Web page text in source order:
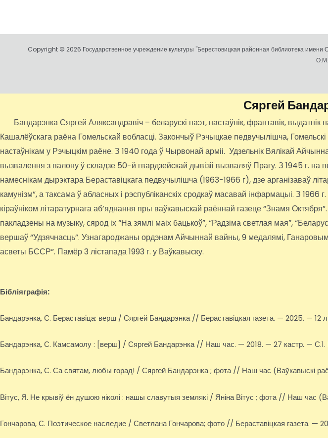
Copyright © 2026 Государственное учреждение культуры "Берестовицкая районная библиотека
Сяргей
Бандарэнка Сяргей Аляксандравіч – беларускі паэт, настаўнік, франтавік,
Кашалёўскага раёна Гомельскай вобласці. Закончыў Рэчыцкае педвучылішча,
настаўнікам у Рэчыцкім раёне. З 1940 года ў Чырвонай арміі. Удзельнік Вялікай
вызвалення з палону ў складзе 50-й гвардзейскай дывізіі вызваляў Прагу. З 1945 г.
намеснікам дырэктара Бераставіцкага педвучылішча (1963-1966 г), дзе арганізаваў
камунізм”, а таксама ў абласных і рэспубліканскіх сродкаў масавай інфармацыі. З
кіраўніком літаратурнага аб’яднання пры ваўкавыскай раённай газеце “Знамя
пакладзены на музыку, сярод іх “На зямлі маіх бацькоў”, “Радзіма светлая мая”,
вершаў “Удзячнасць”. Узнагароджаны ордэнам Айчыннай вайны, 9 медалямі,
асветы БССР”. Памёр 3 лістапада 1993 г. у Ваўкавыску.
Бібліяграфія:
Бандарэнка, С. Бераставіца: верш / Сяргей Бандарэнка // Бераставіцкая газета. — 2025. — 12
Бандарэнка, С. Камсамолу : [верш] / Сяргей Бандарэнка // Наш час. — 2018. — 27 кастр. — С.1.
Бандарэнка, С. Са святам, любы горад! / Сяргей Бандарэнка ; фота // Наш час (Ваўкавыскі
Вітус, Я. Не крывіў ён душою ніколі : нашы славутыя землякі / Яніна Вітус ; фота // Наш час
Гончарова, С. Поэтическое наследие / Светлана Гончарова; фото // Бераставіцкая газета. —